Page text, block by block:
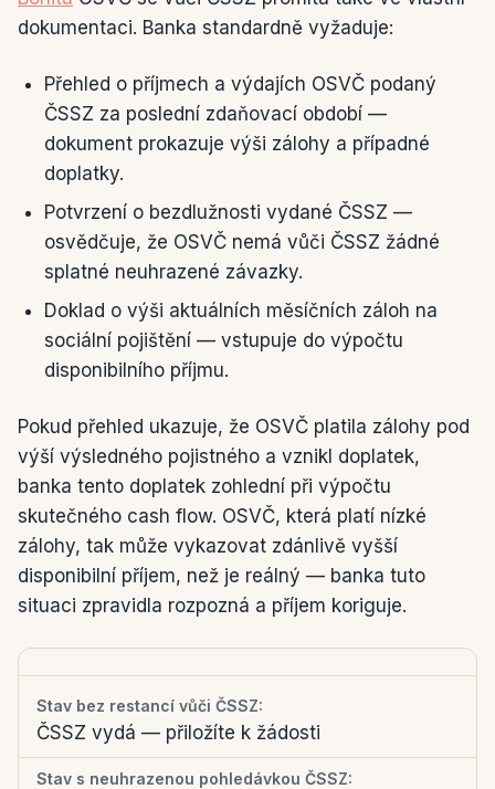
dokumentaci. Banka standardně vyžaduje:
Přehled o příjmech a výdajích OSVČ podaný
ČSSZ za poslední zdaňovací období —
dokument prokazuje výši zálohy a případné
doplatky.
Potvrzení o bezdlužnosti vydané ČSSZ —
osvědčuje, že OSVČ nemá vůči ČSSZ žádné
splatné neuhrazené závazky.
Doklad o výši aktuálních měsíčních záloh na
sociální pojištění — vstupuje do výpočtu
disponibilního příjmu.
Pokud přehled ukazuje, že OSVČ platila zálohy pod
výší výsledného pojistného a vznikl doplatek,
banka tento doplatek zohlední při výpočtu
skutečného cash flow. OSVČ, která platí nízké
zálohy, tak může vykazovat zdánlivě vyšší
disponibilní příjem, než je reálný — banka tuto
situaci zpravidla rozpozná a příjem koriguje.
ČSSZ vydá — přiložíte k žádosti